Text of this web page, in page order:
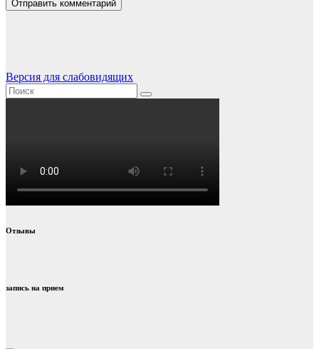
Версия для слабовидящих
Отзывы
запись на прием